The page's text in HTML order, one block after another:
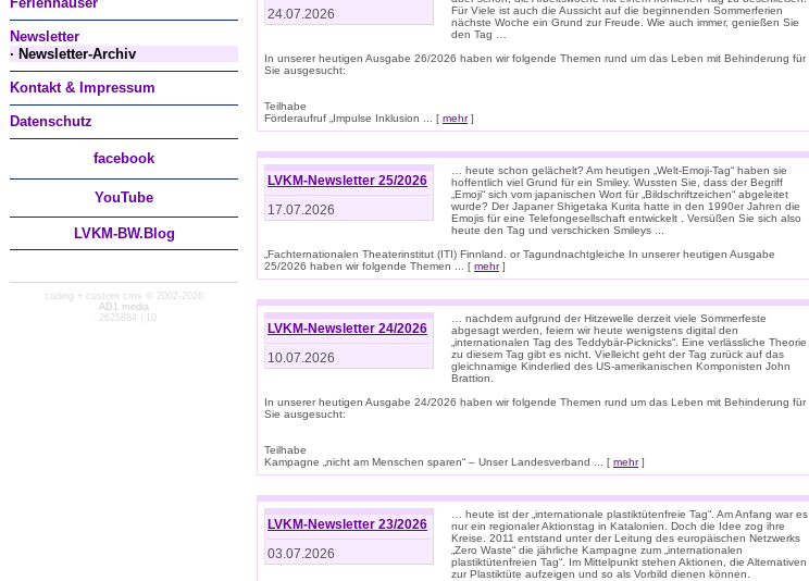
Newsletter
· Newsletter-Archiv
Kontakt & Impressum
Datenschutz
facebook
YouTube
LVKM-BW.Blog
coding + custom cms © 2002-2026
AD1 media
· 2625884 | 10
24.07.2026
Für Viele ist auch die Aussicht auf die beginnenden Sommerferien
nächste Woche ein Grund zur Freude. Wie auch immer, genießen Sie
den Tag …
In unserer heutigen Ausgabe 26/2026 haben wir folgende Themen rund um das Leben mit Behinderung für
Sie ausgesucht:
Teilhabe
Förderaufruf „Impulse Inklusion ... [ mehr]
LVKM-Newsletter 25/2026
17.07.2026
… heute schon gelächelt? Am heutigen „Welt-Emoji-Tag“ haben sie
hoffentlich viel Grund für ein Smiley. Wussten Sie, dass der Begriff
„Emoji“ sich vom japanischen Wort für „Bildschriftzeichen“ abgeleitet
wurde? Der Japaner Shigetaka Kurita hatte in den 1990er Jahren die
Emojis für eine Telefongesellschaft entwickelt . Versüßen Sie sich also
heute den Tag und verschicken Smileys ...
„Fachternationalen Theaterinstitut (ITI) Finnland. or Tagundnachtgleiche In unserer heutigen Ausgabe
25/2026 haben wir folgende Themen ... [ mehr]
LVKM-Newsletter 24/2026
10.07.2026
… nachdem aufgrund der Hitzewelle derzeit viele Sommerfeste
abgesagt werden, feiern wir heute wenigstens digital den
„internationalen Tag des Teddybär-Picknicks“. Eine verlässliche Theorie
zu diesem Tag gibt es nicht. Vielleicht geht der Tag zurück auf das
gleichnamige Kinderlied des US-amerikanischen Komponisten John
Brattion.
In unserer heutigen Ausgabe 24/2026 haben wir folgende Themen rund um das Leben mit Behinderung für
Sie ausgesucht:
Teilhabe
Kampagne „nicht am Menschen sparen“ – Unser Landesverband ... [ mehr]
LVKM-Newsletter 23/2026
03.07.2026
… heute ist der „internationale plastiktütenfreie Tag“. Am Anfang war es
nur ein regionaler Aktionstag in Katalonien. Doch die Idee zog ihre
Kreise. 2011 entstand unter der Leitung des europäischen Netzwerks
„Zero Waste“ die jährliche Kampagne zum „internationalen
plastiktütenfreien Tag“. Im Mittelpunkt stehen Aktionen, die Alternativen
zur Plastiktüte aufzeigen und so als Vorbild dienen können.